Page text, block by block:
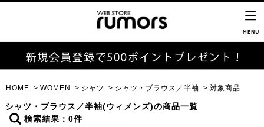
HOME WOMEN シャツ シャツ・ブラウス／半袖 対象商品
シャツ・ブラウス／半袖(ウィメンズ)の商品一覧
検索結果：0件